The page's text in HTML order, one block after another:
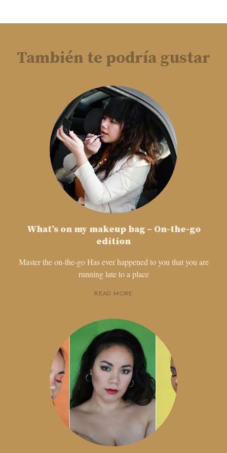
También te podría gustar
What’s on my makeup bag – On-the-go
edition
Master the on-the-go Has ever happened to you that you are
running late to a place
READ MORE